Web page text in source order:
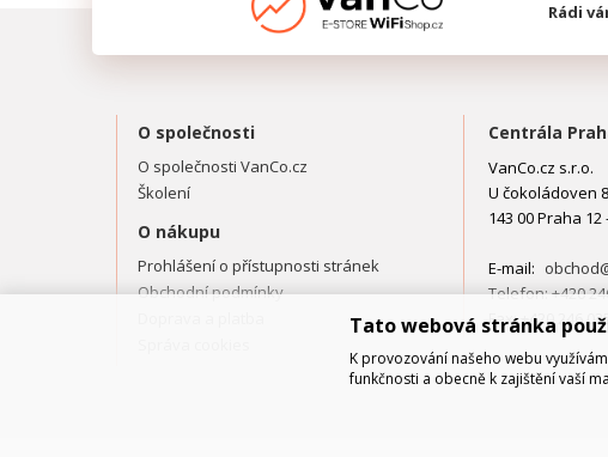
Rádi
O společnosti
O společnosti VanCo.cz
Školení
O nákupu
Prohlášení o přístupnosti stránek
Obchodní podmínky
Centrála
VanCo.cz s.r.o.
U čokoládoven
143 00 Praha
E-mail:
Telefon: +420
Fax: +420 246
Tato webová stránka
K provozování našeho webu
funkčnosti a obecně k zajištění vaší